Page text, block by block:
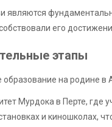
являются
его
этапы
на родине в
Мурдока в Перте, где
и киношколах,